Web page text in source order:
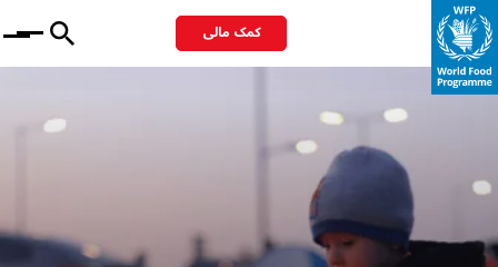
کمک مالی Menu